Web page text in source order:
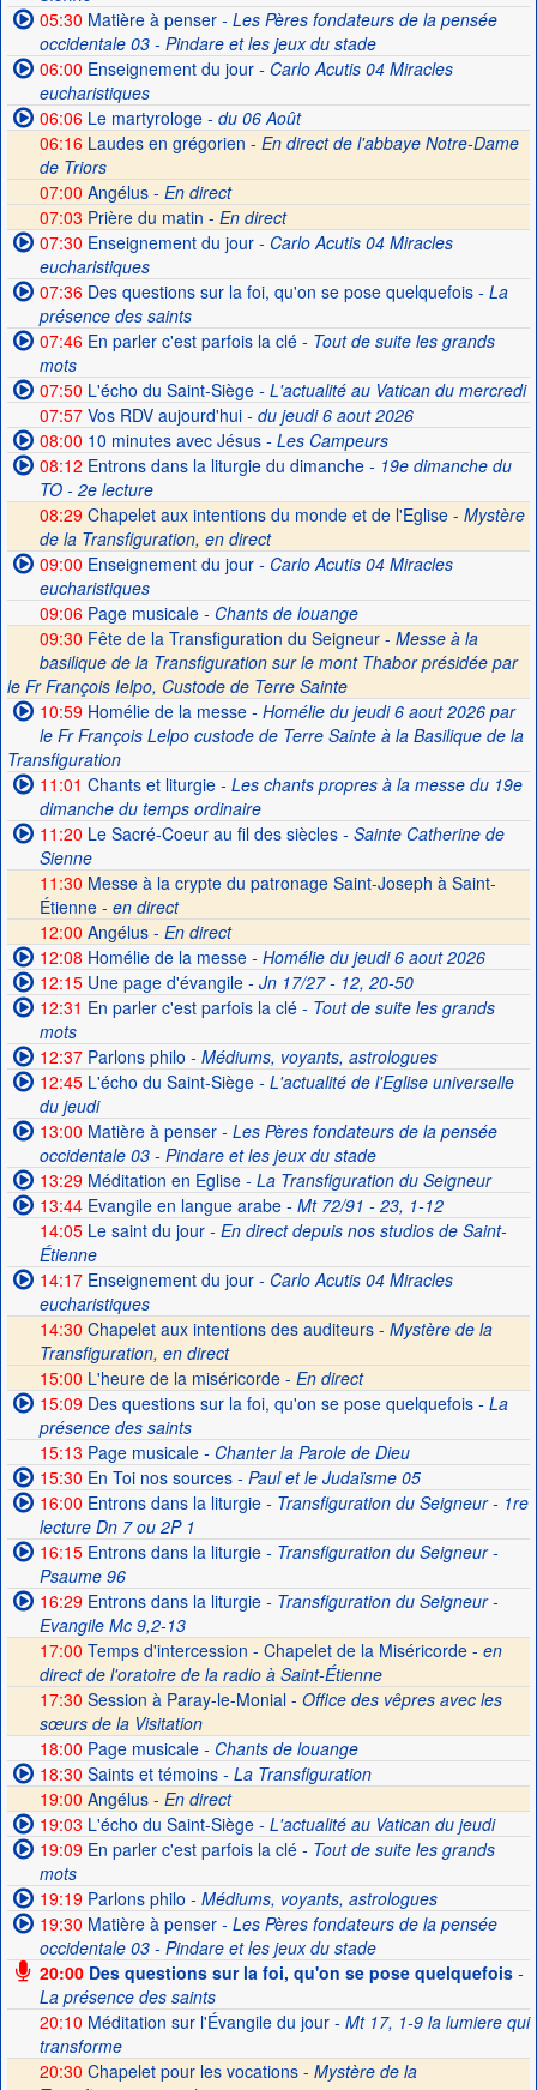
05:30 Matière à penser- Les Pères fondateurs de la pensée
occidentale 03 - Pindare et les jeux du stade
06:00 Enseignement du jour- Carlo Acutis 04 Miracles
eucharistiques
06:06Le martyrologe- du 06 Août
06:16 Laudes en grégorien - En direct de l'abbaye Notre-Dame
de Triors
07:00 Angélus - En direct
07:03 Prière du matin - En direct
07:30 Enseignement du jour- Carlo Acutis 04 Miracles
eucharistiques
07:36Des questions sur la foi, qu'on se pose quelquefois- La
présence des saints
07:46En parler c'est parfois la clé- Tout de suite les grands
mots
07:50 L'écho du Saint-Siège- L'actualité au Vatican du mercredi
07:57Vos RDV aujourd'hui- du jeudi 6 aout 2026
08:00 10 minutes avec Jésus- Les Campeurs
08:12 Entrons dans la liturgie du dimanche- 19e dimanche du
TO - 2e lecture
08:29 Chapelet aux intentions du monde et de l'Eglise - Mystère
de la Transfiguration, en direct
09:00 Enseignement du jour- Carlo Acutis 04 Miracles
eucharistiques
09:06Page musicale- Chants de louange
09:30 Fête de la Transfiguration du Seigneur - Messe à la
basilique de la Transfiguration sur le mont Thabor présidée par
le Fr François Ielpo, Custode de Terre Sainte
10:59Homélie de la messe- Homélie du jeudi 6 aout 2026 par
le Fr François Lelpo custode de Terre Sainte à la Basilique de la
Transfiguration
11:01 Chants et liturgie- Les chants propres à la messe du 19e
dimanche du temps ordinaire
11:20 Le Sacré-Coeur au fil des siècles- Sainte Catherine de
Sienne
11:30 Messe à la crypte du patronage Saint-Joseph à Saint-
Étienne - en direct
12:00 Angélus - En direct
12:08 Homélie de la messe- Homélie du jeudi 6 aout 2026
12:15Une page d'évangile- Jn 17/27 - 12, 20-50
12:31 En parler c'est parfois la clé- Tout de suite les grands
mots
12:37Parlons philo - Médiums, voyants, astrologues
12:45L'écho du Saint-Siège- L'actualité de l'Eglise universelle
du jeudi
13:00 Matière à penser- Les Pères fondateurs de la pensée
occidentale 03 - Pindare et les jeux du stade
13:29Méditation en Eglise- La Transfiguration du Seigneur
13:44Evangile en langue arabe- Mt 72/91 - 23, 1-12
14:05Le saint du jour- En direct depuis nos studios de Saint-
Étienne
14:17Enseignement du jour- Carlo Acutis 04 Miracles
eucharistiques
14:30 Chapelet aux intentions des auditeurs - Mystère de la
Transfiguration, en direct
15:00 L'heure de la miséricorde - En direct
15:09Des questions sur la foi, qu'on se pose quelquefois- La
présence des saints
15:13 Page musicale- Chanter la Parole de Dieu
15:30 En Toi nos sources- Paul et le Judaïsme 05
16:00 Entrons dans la liturgie- Transfiguration du Seigneur - 1re
lecture Dn 7 ou 2P 1
16:15Entrons dans la liturgie- Transfiguration du Seigneur -
Psaume 96
16:29Entrons dans la liturgie- Transfiguration du Seigneur -
Evangile Mc 9,2-13
17:00 Temps d'intercession - Chapelet de la Miséricorde - en
direct de l'oratoire de la radio à Saint-Étienne
17:30 Session à Paray-le-Monial - Office des vêpres avec les
sœurs de la Visitation
18:00 Page musicale- Chants de louange
18:30 Saints et témoins- La Transfiguration
19:00 Angélus - En direct
19:03 L'écho du Saint-Siège- L'actualité au Vatican du jeudi
19:09En parler c'est parfois la clé- Tout de suite les grands
mots
19:19Parlons philo - Médiums, voyants, astrologues
19:30 Matière à penser- Les Pères fondateurs de la pensée
occidentale 03 - Pindare et les jeux du stade
20:00Des questions sur la foi, qu'on se pose quelquefois-
La présence des saints
20:10 Méditation sur l'Évangile du jour- Mt 17, 1-9 la lumiere qui
transforme
20:30 Chapelet pour les vocations - Mystère de la